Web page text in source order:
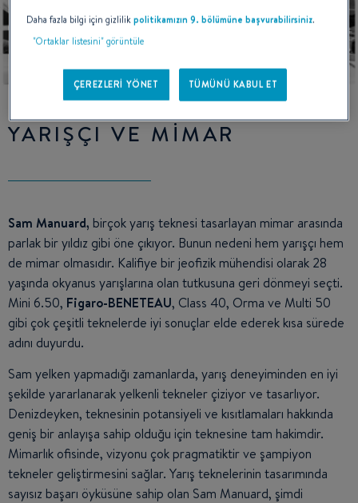
YARIŞÇI VE MİMAR
Sam Manuard, birçok yarış teknesi tasarlayan mimar arasında
parlak bir yıldız gibi öne çıkıyor. Bunun nedeni hem yarışçı hem
de mimar olmasıdır. Kalifiye bir jeofizik mühendisi olarak 28
yaşında okyanus yarışlarına olan tutkusuna geri dönmeyi seçti.
Mini 6.50, Figaro-BENETEAU, Class 40, Orma ve Multi 50
gibi çok çeşitli teknelerde iyi sonuçlar elde ederek kısa sürede
adını duyurdu.
Sam yelken yapmadığı zamanlarda, yarış deneyiminden en iyi
şekilde yararlanarak yelkenli tekneler çiziyor ve tasarlıyor.
Denizdeyken, teknesinin potansiyeli ve kısıtlamaları hakkında
geniş bir anlayışa sahip olduğu için teknesine tam hakimdir.
Mimarlık ofisinde, vizyonu çok pragmatiktir ve şampiyon
tekneler geliştirmesini sağlar. Yarış teknelerinin tasarımında
sayısız başarı öyküsüne sahip olan Sam Manuard, şimdi
Daha fazla bilgi için gizlilikpolitikamızın 9. bölümüne başvurabilirsiniz.
"Ortaklar listesini" görüntüle
ÇEREZLERİ YÖNET TÜMÜNÜ KABUL ET